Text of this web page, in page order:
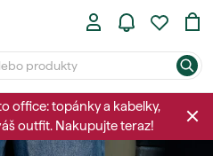
office: topánky a kabelky,
outfit. Nakupujte teraz!